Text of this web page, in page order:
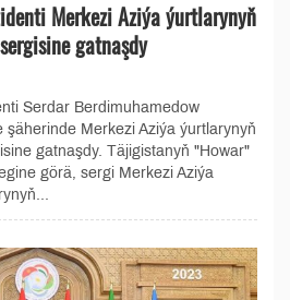
Merkezi Aziýa ýurtlarynyň
gatnaşdy
Serdar Berdimuhamedow
şäherinde Merkezi Aziýa ýurtlarynyň
gatnaşdy. Täjigistanyň "Howar"
görä, sergi Merkezi Aziýa